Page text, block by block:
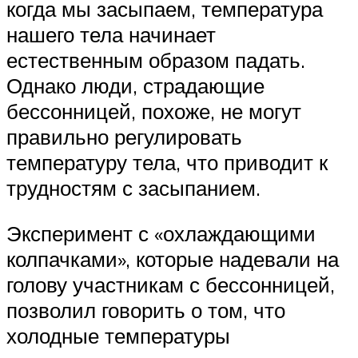
когда мы засыпаем, температура
нашего тела начинает
естественным образом падать.
Однако люди, страдающие
бессонницей, похоже, не могут
правильно регулировать
температуру тела, что приводит к
трудностям с засыпанием.
Эксперимент с «охлаждающими
колпачками», которые надевали на
голову участникам с бессонницей,
позволил говорить о том, что
холодные температуры